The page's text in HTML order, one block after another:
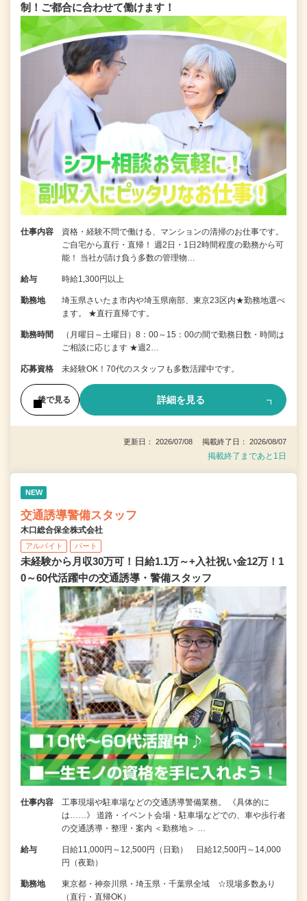
制！ご都合に合わせて働けます！
仕事内容
資格・経験不問で働ける、マンションの清掃のお仕事です。
ご自宅から直行・直帰！ 週2日・1日2時間程度の勤務から可
能！ 当社が請け負う多数の管理物…
給与 時給1,300円以上
勤務地
埼玉県さいたま市内や埼玉県南部、東京23区内★勤務地選べ
ます。 ★直行直帰です。
勤務時間
（月曜日～土曜日）8：00～15：00の間で勤務日数・時間は
ご相談に応じます ★週2…
応募資格 未経験OK！70代のスタッフも多数活躍中です。
後で見る 詳細を見る
更新日： 2026/07/08 掲載終了日： 2026/08/07
掲載終了まであと1日
NEW
交通誘導警備スタッフ
木口総合保全株式会社
アルバイト パート
未経験から月収30万可！日給1.1万～+入社祝い金12万！1
0～60代活躍中の交通誘導・警備スタッフ
仕事内容
工事現場や駐車場などの交通誘導警備業務。 《具体的に
は……》 道路・イベント会場・駐車場などでの、車や歩行者
の交通誘導・整理・案内 ＜勤務地＞ …
給与
日給11,000円～12,500円（日勤） 日給12,500円～14,000
円（夜勤）
勤務地
東京都・神奈川県・埼玉県・千葉県全域 ☆現場多数あり
（直行・直帰OK）